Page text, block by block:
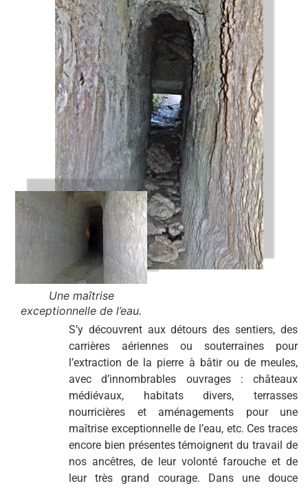
Une maîtrise
exceptionnelle de l’eau.
S’y découvrent aux détours des sentiers, des
carrières aériennes ou souterraines pour
l’extraction de la pierre à bâtir ou de meules,
avec d’innombrables ouvrages : châteaux
médiévaux, habitats divers, terrasses
nourricières et aménagements pour une
maîtrise exceptionnelle de l’eau, etc. Ces traces
encore bien présentes témoignent du travail de
nos ancêtres, de leur volonté farouche et de
leur très grand courage. Dans une douce